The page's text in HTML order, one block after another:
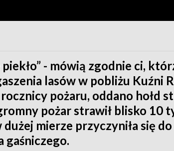
piekło” - mówią zgodnie ci,
lasów w pobliżu Kuźni
pożaru, oddano hołd
pożar strawił blisko 10
mierze przyczyniła się